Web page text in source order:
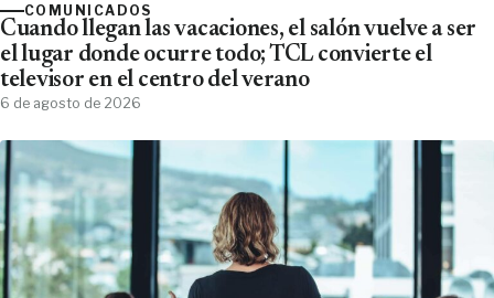
COMUNICADOS
Cuando llegan las vacaciones, el salón vuelve a ser
el lugar donde ocurre todo; TCL convierte el
televisor en el centro del verano
6 de agosto de 2026